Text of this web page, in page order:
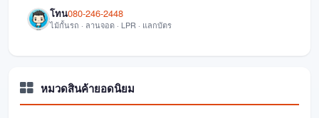
โทน080-246-2448
ไม้กั้นรถ · ลานจอด · LPR · แลกบัตร
หมวดสินค้ายอดนิยม